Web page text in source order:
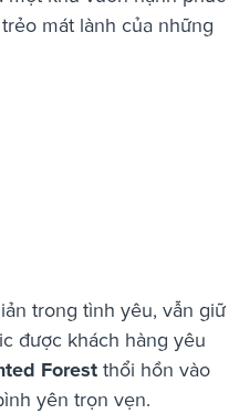
mát lành của những
trong tình yêu, vẫn giữ
được khách hàng yêu
Forest thổi hồn vào
yên trọn vẹn.